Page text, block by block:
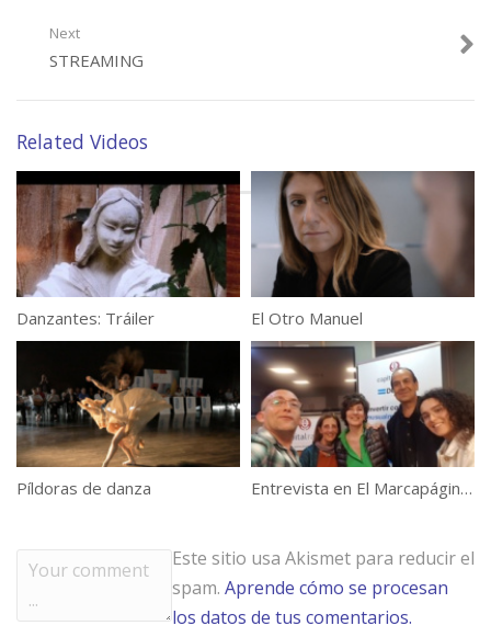
Next
STREAMING
Related Videos
Danzantes: Tráiler El Otro Manuel
Píldoras de danza Entrevista en El Marcapáginas
Este sitio usa Akismet para reducir el
spam. Aprende cómo se procesan
los datos de tus comentarios.